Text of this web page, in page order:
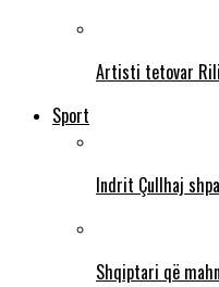
Artisti tetovar
Sport
Indrit Çullhaj
Shqiptari që